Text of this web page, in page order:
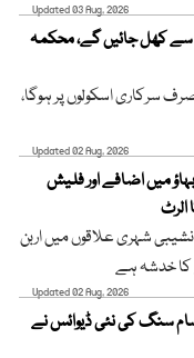
Updated 03 Aug, 2026
سے کھل جائیں گے، محکمہ
صرف سرکاری اسکولوں پر ہوگا،
Updated 02 Aug, 2026
میں اضافے اور فلیش
الرٹ
نشیبی شہری علاقوں میں اربن
کا خدشہ ہے
Updated 02 Aug, 2026
سام سنگ کی نئی ڈیوائس نے